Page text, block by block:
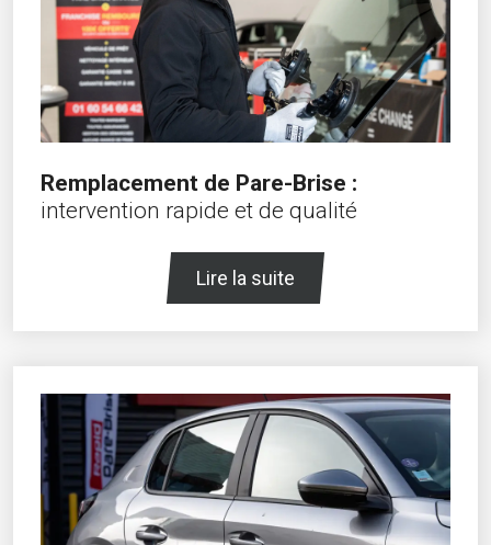
Remplacement de Pare-Brise :
intervention rapide et de qualité
Lire la suite